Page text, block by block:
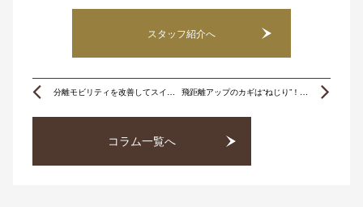
スタッフ紹介へ
Prev
コラム一覧へ